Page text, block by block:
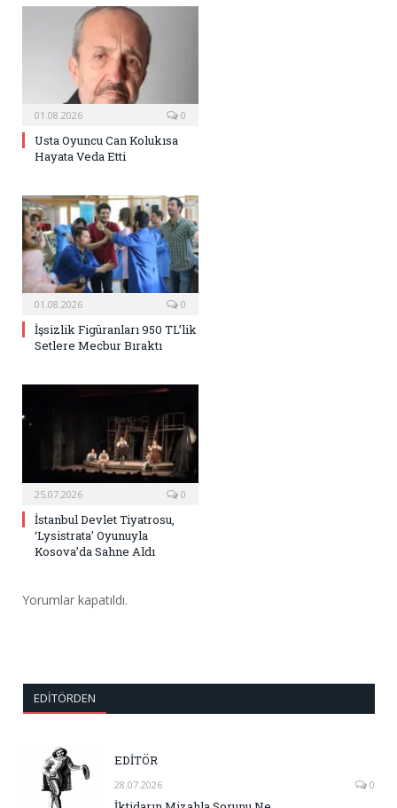
01.08.2026 0
Usta Oyuncu Can Kolukısa
Hayata Veda Etti
01.08.2026 0
İşsizlik Figüranları 950 TL’lik
Setlere Mecbur Bıraktı
25.07.2026 0
İstanbul Devlet Tiyatrosu,
‘Lysistrata’ Oyunuyla
Kosova’da Sahne Aldı
Yorumlar kapatıldı.
EDITÖRDEN
EDİTÖR
28.07.2026 0